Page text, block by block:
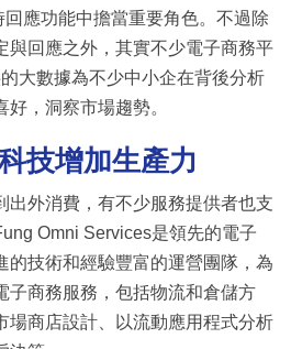
應功能中擔當重要角色。不過除
與回應之外，其實不少電子商務平
大數據為不少中小企在背後分析
，洞察市場趨勢。
技增加生產力
出外消費，有不少服務提供者也支
Omni Services是領先的電子
的技術和經驗豐富的運營團隊，為
子商務服務，包括物流和倉儲方
場商店設計、以流動應用程式分析